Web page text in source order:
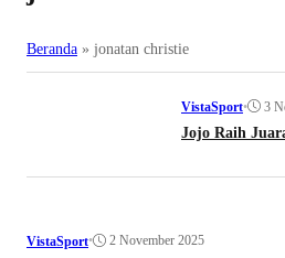
Beranda » jonatan christie
VistaSport• 3
Jojo Raih
VistaSport• 2 November 2025